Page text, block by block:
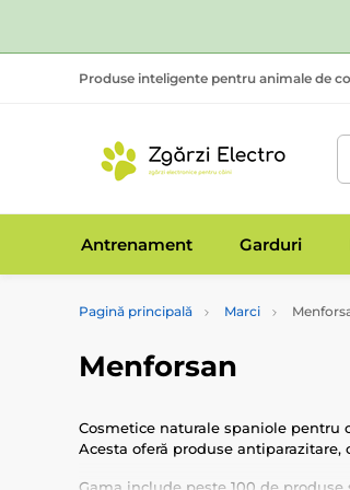
Produse inteligente pentru animale de
Antrenament Garduri
Pagină principală Marci
Menforsan
Cosmetice naturale spaniole pentru
Acesta oferă produse antiparazitare,